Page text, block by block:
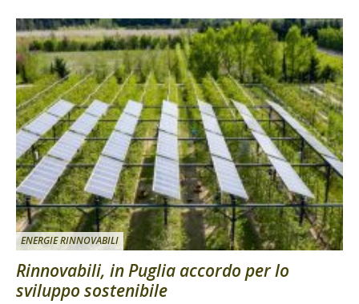
ENERGIE RINNOVABILI
Rinnovabili, in Puglia accordo per lo
sviluppo sostenibile